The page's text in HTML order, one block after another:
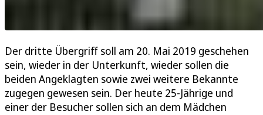
Der dritte Übergriff soll am 20. Mai 2019 geschehen
sein, wieder in der Unterkunft, wieder sollen die
beiden Angeklagten sowie zwei weitere Bekannte
zugegen gewesen sein. Der heute 25-Jährige und
einer der Besucher sollen sich an dem Mädchen